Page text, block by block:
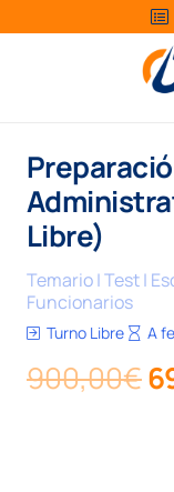
Libre)
Temario | Test |
Funcionarios
Turno Libre A
900,00€El